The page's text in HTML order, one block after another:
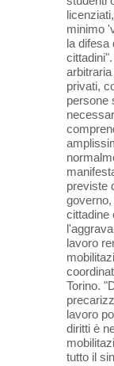
minimo
la difesa
privati,
persone
previste
cittadine
lavoro
Torino.
lavoro
diritti è
tutto il